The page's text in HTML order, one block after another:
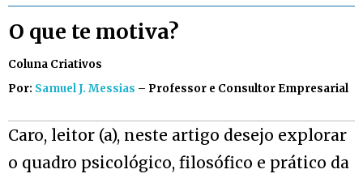
O que te motiva?
Coluna Criativos
Por: Samuel J. Messias – Professor e Consultor Empresarial
Caro, leitor (a), neste artigo desejo explorar
o quadro psicológico, filosófico e prático da